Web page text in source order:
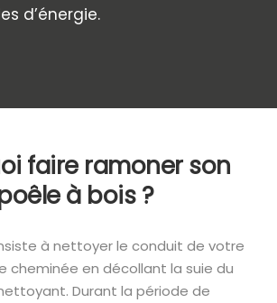
d’énergie.
faire ramoner son
à bois ?
à nettoyer le conduit de votre
cheminée en décollant la suie du
Durant la période de